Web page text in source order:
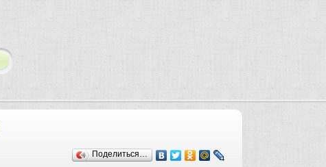
Поделиться…